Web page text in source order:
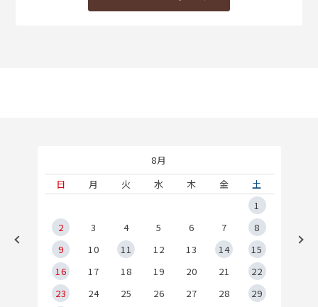
8月
日
月 火 水 木 金
土
1
2
3 4 5 6 7
8
9
10 11 12 13 14
15
16
17 18 19 20 21
22
23
24 25 26 27 28
29